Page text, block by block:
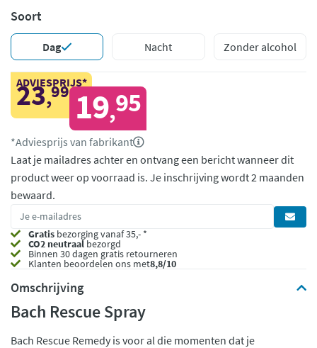
Soort
Dag Nacht Zonder alcohol
ADVIESPRIJS*
23,99 19,95
*Adviesprijs van fabrikant
Laat je mailadres achter en ontvang een bericht wanneer dit
product weer op voorraad is. Je inschrijving wordt 2 maanden
bewaard.
Gratis bezorging vanaf 35,- *
CO2 neutraalbezorgd
Binnen 30 dagen gratis retourneren
Klanten beoordelen ons met8,8/10
Omschrijving
Bach Rescue Spray
Bach Rescue Remedy is voor al die momenten dat je